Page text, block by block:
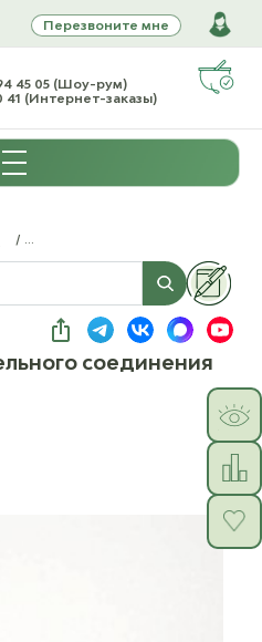
Перезвоните мне
45 05 (Шоу-рум)
41 (Интернет-заказы)
/
соединения